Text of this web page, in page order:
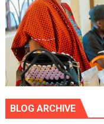
BLOG ARCHIVE